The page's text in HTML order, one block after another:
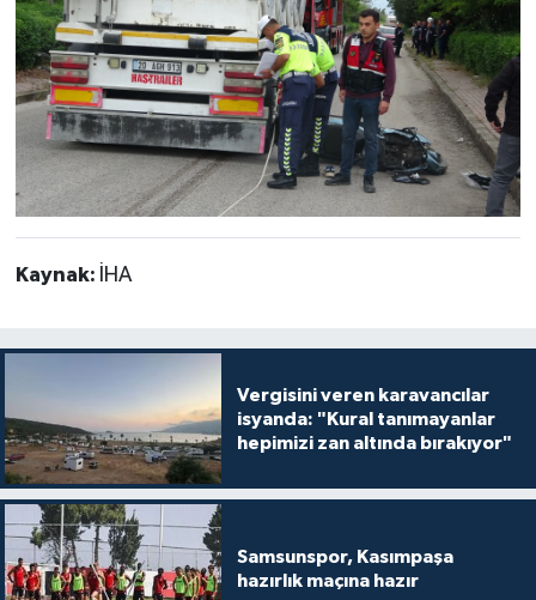
Kaynak: İHA
Vergisini veren karavancılar
isyanda: "Kural tanımayanlar
hepimizi zan altında bırakıyor"
Samsunspor, Kasımpaşa
hazırlık maçına hazır